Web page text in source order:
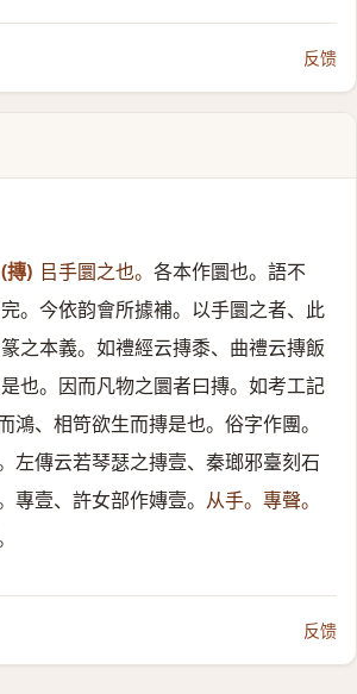
反馈
(摶) 㠯手圜之也。 各本作圜也。語不
完。今依韵會所據補。以手圜之者、此
篆之本義。如禮經云摶黍、曲禮云摶飯
是也。因而凡物之圜者曰摶。如考工記
鴻、相笴欲生而摶是也。俗字作團。
左傳云若琴瑟之摶壹、秦瑯邪臺刻石
專壹、許女部作嫥壹。 从手。專聲。
反馈